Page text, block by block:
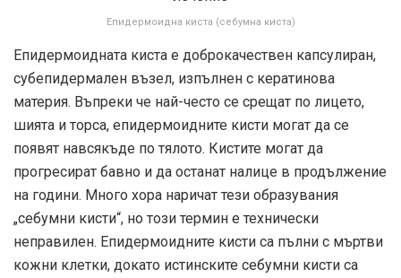
Епидермоидна киста (себумна киста)
Епидермоидната киста е доброкачествен капсулиран,
субепидермален възел, изпълнен с кератинова
материя. Въпреки че най-често се срещат по лицето,
шията и торса, епидермоидните кисти могат да се
появят навсякъде по тялото. Кистите могат да
прогресират бавно и да останат налице в продължение
на години. Много хора наричат тези образувания
„себумни кисти“, но този термин е технически
неправилен. Епидермоидните кисти са пълни с мъртви
кожни клетки, докато истинските себумни кисти са